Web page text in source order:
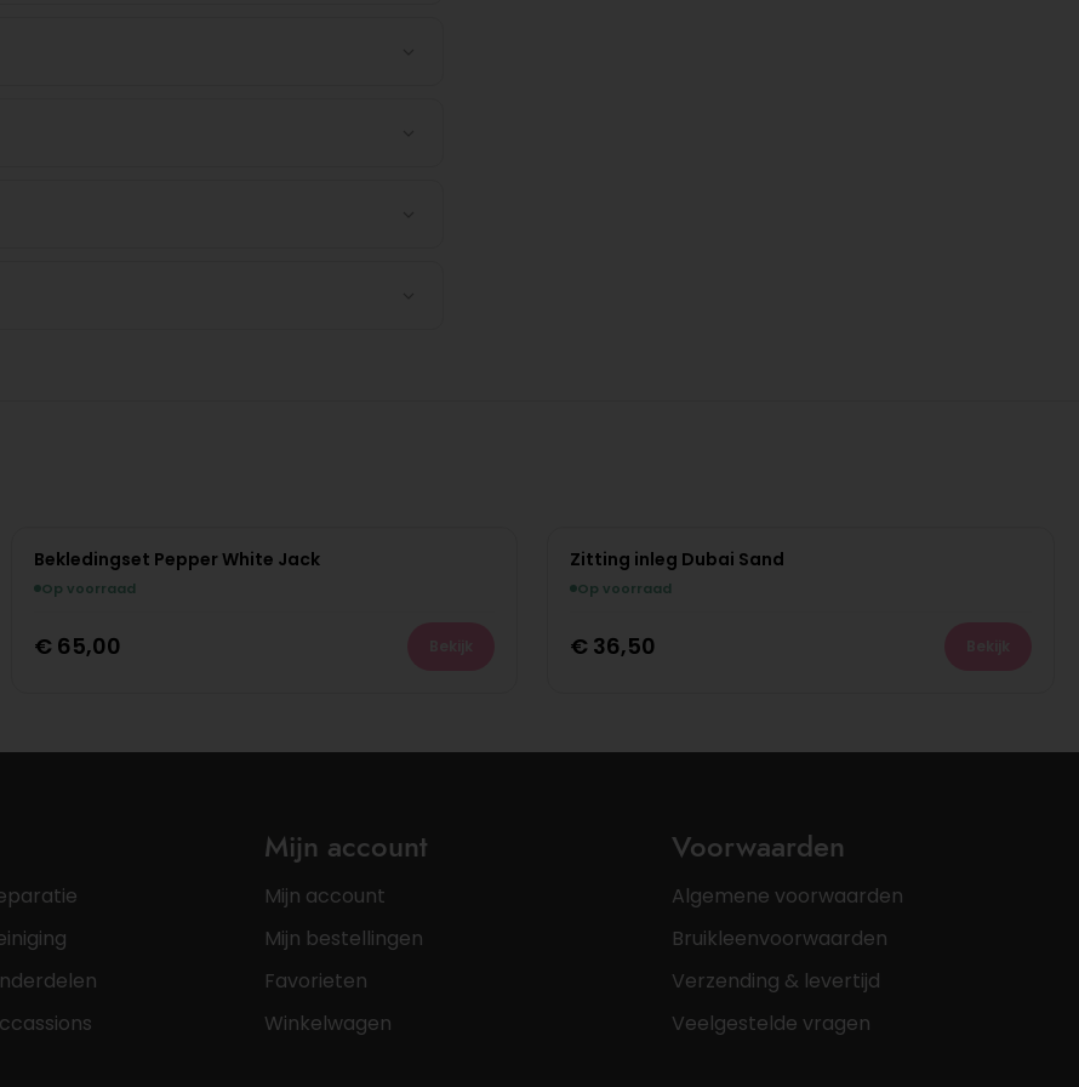
Bekledingset Pepper White Jack
Op voorraad
€ 65,00
Zitting inleg Dubai Sand
Op voorraad
€ 36,50
Mijn account
Mijn account
Mijn bestellingen
Favorieten
Winkelwagen
Voorwaarden
Algemene voorwaarden
Bruikleenvoorwaarden
Verzending & levertijd
Veelgestelde vragen